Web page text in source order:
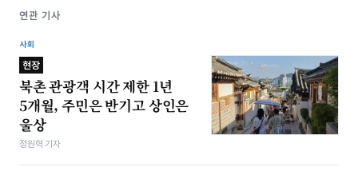
연관 기사
사회
현장
북촌 관광객 시간 제한 1년
5개월, 주민은 반기고 상인은
울상
정원혁 기자